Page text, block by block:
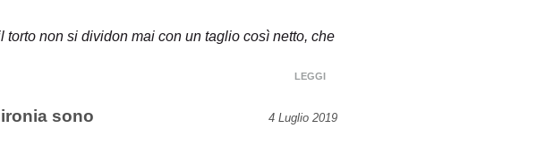
torto non si dividon mai con un taglio così netto, che
LEGGI
sono
4 Luglio 2019